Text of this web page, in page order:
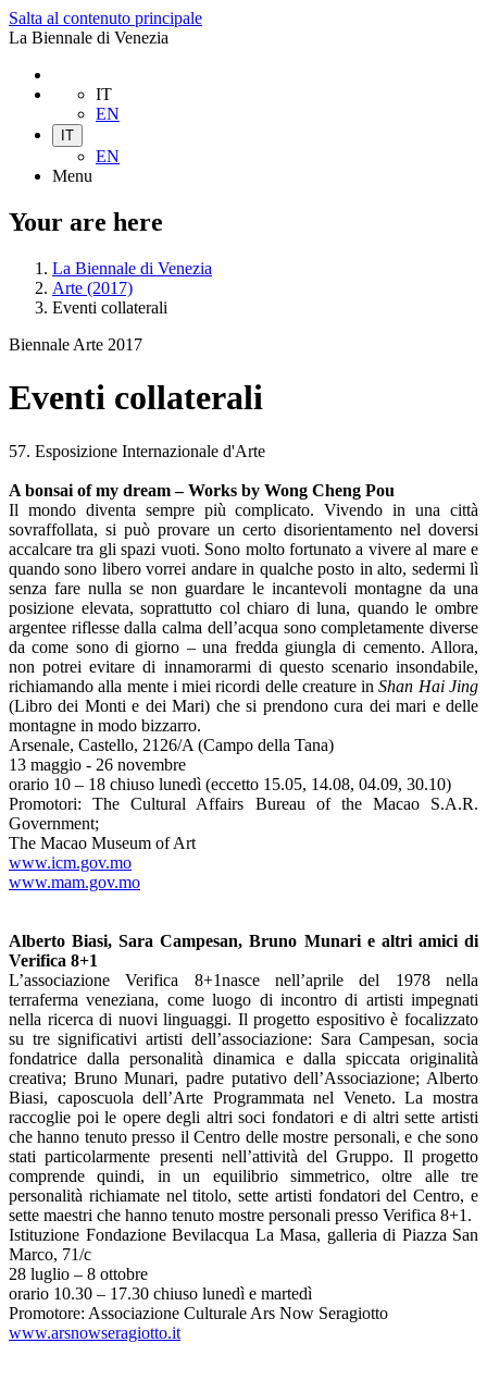
Salta al contenuto principale
La Biennale di Venezia
IT
EN
IT
EN
Menu
Your are here
La Biennale di Venezia
Arte (2017)
Eventi collaterali
Biennale Arte 2017
Eventi collaterali
57. Esposizione Internazionale d'Arte
A bonsai of my dream – Works by Wong Cheng Pou
Il mondo diventa sempre più complicato. Vivendo in una città
sovraffollata, si può provare un certo disorientamento nel doversi
accalcare tra gli spazi vuoti. Sono molto fortunato a vivere al mare e
quando sono libero vorrei andare in qualche posto in alto, sedermi lì
senza fare nulla se non guardare le incantevoli montagne da una
posizione elevata, soprattutto col chiaro di luna, quando le ombre
argentee riflesse dalla calma dell’acqua sono completamente diverse
da come sono di giorno – una fredda giungla di cemento. Allora,
non potrei evitare di innamorarmi di questo scenario insondabile,
richiamando alla mente i miei ricordi delle creature inShan Hai Jing
(Libro dei Monti e dei Mari) che si prendono cura dei mari e delle
montagne in modo bizzarro.
Arsenale, Castello, 2126/A (Campo della Tana)
13 maggio - 26 novembre
orario 10 – 18 chiuso lunedì (eccetto 15.05, 14.08, 04.09, 30.10)
Promotori: The Cultural Affairs Bureau of the Macao S.A.R.
Government;
The Macao Museum of Art
www.icm.gov.mo
www.mam.gov.mo
Alberto Biasi, Sara Campesan, Bruno Munari e altri amici di
Verifica 8+1
L’associazione Verifica 8+1nasce nell’aprile del 1978 nella
terraferma veneziana, come luogo di incontro di artisti impegnati
nella ricerca di nuovi linguaggi. Il progetto espositivo è focalizzato
su tre significativi artisti dell’associazione: Sara Campesan, socia
fondatrice dalla personalità dinamica e dalla spiccata originalità
creativa; Bruno Munari, padre putativo dell’Associazione; Alberto
Biasi, caposcuola dell’Arte Programmata nel Veneto. La mostra
raccoglie poi le opere degli altri soci fondatori e di altri sette artisti
che hanno tenuto presso il Centro delle mostre personali, e che sono
stati particolarmente presenti nell’attività del Gruppo. Il progetto
comprende quindi, in un equilibrio simmetrico, oltre alle tre
personalità richiamate nel titolo, sette artisti fondatori del Centro, e
sette maestri che hanno tenuto mostre personali presso Verifica 8+1.
Istituzione Fondazione Bevilacqua La Masa, galleria di Piazza San
Marco, 71/c
28 luglio – 8 ottobre
orario 10.30 – 17.30 chiuso lunedì e martedì
Promotore: Associazione Culturale Ars Now Seragiotto
www.arsnowseragiotto.it